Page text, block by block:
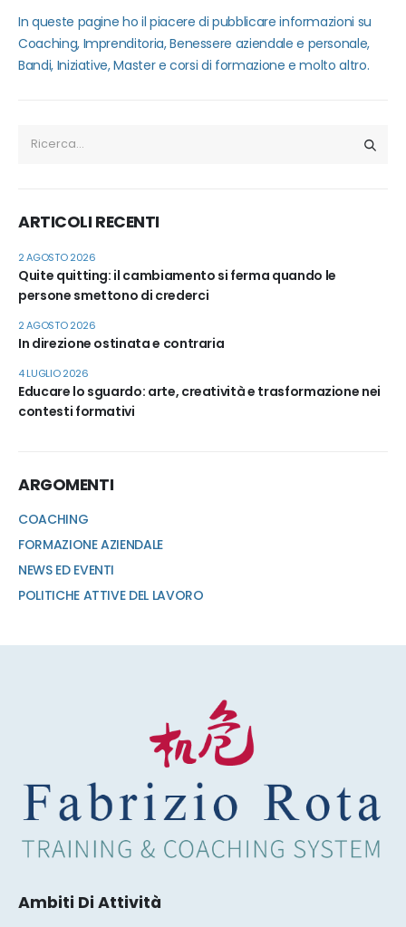
In queste pagine ho il piacere di pubblicare informazioni su
Coaching, Imprenditoria, Benessere aziendale e personale,
Bandi, Iniziative, Master e corsi di formazione e molto altro.
ARTICOLI RECENTI
Quite quitting: il cambiamento si ferma quando le
persone smettono di crederci
2 AGOSTO 2026
In direzione ostinata e contraria
2 AGOSTO 2026
Educare lo sguardo: arte, creatività e trasformazione nei
contesti formativi
4 LUGLIO 2026
ARGOMENTI
COACHING
FORMAZIONE AZIENDALE
NEWS ED EVENTI
POLITICHE ATTIVE DEL LAVORO
Ambiti Di Attività